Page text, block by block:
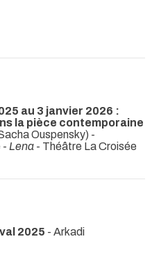
au 3 janvier 2026 :
la pièce contemporaine
Ouspensky) -
- Lena - Théâtre La Croisée
2025 - Arkadi